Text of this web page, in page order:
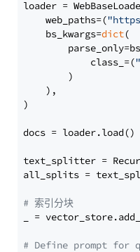
loader =
    web_paths=(
    bs_kwargs=
dict(
            class_=(
        )
    ),
)
docs = loader.load()
text_splitter =
all_splits =
# 索引分块
_ =
# Define prompt for